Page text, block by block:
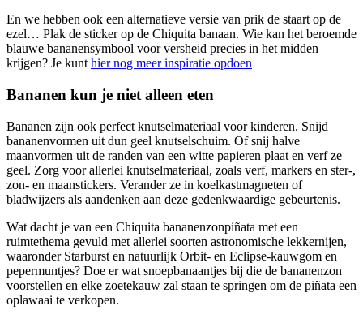
En we hebben ook een alternatieve versie van prik de staart op de
ezel… Plak de sticker op de Chiquita banaan. Wie kan het beroemde
blauwe bananensymbool voor versheid precies in het midden
krijgen? Je kunt hier nog meer inspiratie opdoen
Bananen kun je niet alleen eten
Bananen zijn ook perfect knutselmateriaal voor kinderen. Snijd
bananenvormen uit dun geel knutselschuim. Of snij halve
maanvormen uit de randen van een witte papieren plaat en verf ze
geel. Zorg voor allerlei knutselmateriaal, zoals verf, markers en ster-,
zon- en maanstickers. Verander ze in koelkastmagneten of
bladwijzers als aandenken aan deze gedenkwaardige gebeurtenis.
Wat dacht je van een Chiquita bananenzonpiñata met een
ruimtethema gevuld met allerlei soorten astronomische lekkernijen,
waaronder Starburst en natuurlijk Orbit- en Eclipse-kauwgom en
pepermuntjes? Doe er wat snoepbanaantjes bij die de bananenzon
voorstellen en elke zoetekauw zal staan te springen om de piñata een
oplawaai te verkopen.